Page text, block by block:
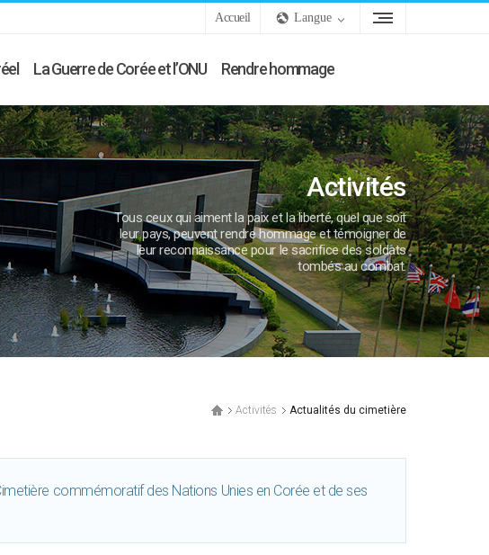
Accueil Langue
La Guerre de Corée et l’ONU Rendre hommage
Activités
Tous ceux qui aiment la paix et la liberté, quel que soit
leur pays, peuvent rendre hommage et témoigner de
leur reconnaissance pour le sacrifice des soldats
tombés au combat.
Activités Actualités du cimetière
commémoratif des Nations Unies en Corée et de ses